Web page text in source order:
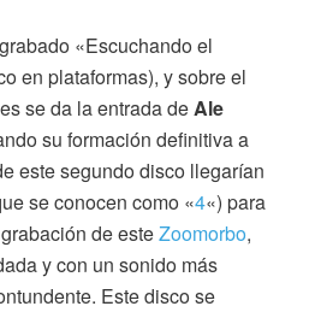
«Escuchando el
en plataformas), y sobre el
se da la entrada deAle
su formación definitiva a
este segundo disco llegarían
se conocen como «4«) para
de esteZoomorbo,
y con un sonido más
Este disco se